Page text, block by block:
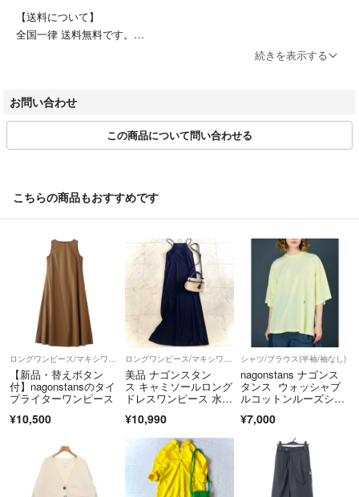
【送料について】
全国一律 送料無料です。
ます。
配送方法は、佐川急便またはヤマト運輸のネコポスにて配送いたしま
す。（沖縄・離島・一部地域は、ゆうパックでの配送となります）
土日祝を除き、10時 ~ 17時 を営業時間としています。
【商品について】
・取扱い商品はすべて1点ものであるため、ご注文品をご用意できない
場合にはキャンセルのご案内をいたします。
・出品物、付属品は特筆のない限り画像掲載のものが全てです（ハンガ
ー等の撮影小物は除く）。
・パンツの裾上げ、袖や着丈の詰めの有無については、判断が難しい場
合がございます。実寸値をご参照いただき、ご不明点はお気軽にご質問
ください。
・色の記載には主観が介入します。また、何色と明確にお答えするのが
難しい事もございますので、写真よりご判断ください。
------------
こちらのアカウントはラクマ公式パートナーの株式会社KLDによって運
営されています。
続きを表示する
お問い合わせ
この商品について問い合わせる
こちらの商品もおすすめです
ロングワンピース/マキシワンピース
【新品・替えボタン
付】nagonstansのタイ
プライターワンピース
¥10,500
ロングワンピース/マキシワンピース
美品 ナゴンスタン
ス キャミソールロング
ドレスワンピース 水陸
¥10,990
シャツ/ブラウス(半袖/袖なし)
nagonstans ナゴンス
タンス ウォッシャブ
ルコットンルーズシャ
¥7,000